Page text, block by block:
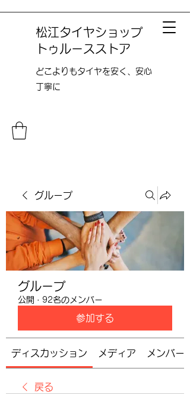
松江タイヤショップ
トゥルースストア
どこよりも​タイヤを安く、安心
丁寧に
グループ
グループ
公開 · 92名のメンバー
参加する
ディスカッション メディア メンバー
戻る